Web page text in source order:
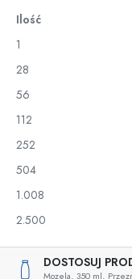
Ilość
1
28
56
112
252
504
1.008
2.500
DOSTOSUJ
Mozela, 350 ml,